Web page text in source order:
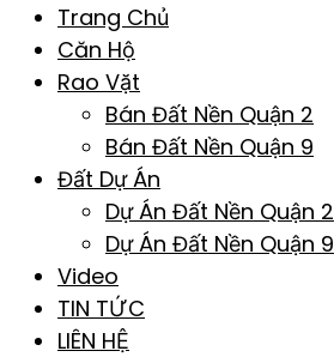
Trang Chủ
Căn Hộ
Rao Vặt
Bán Đất Nền Quận 2
Bán Đất Nền Quận 9
Đất Dự Án
Dự Án Đất Nền Quận 2
Dự Án Đất Nền Quận 9
Video
TIN TỨC
LIÊN HỆ